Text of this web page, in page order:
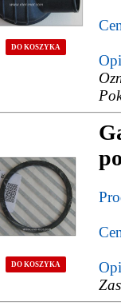
DO KOSZYKA
DO KOSZYKA